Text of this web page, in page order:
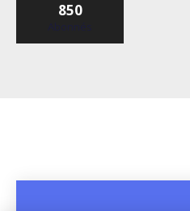
850
Abonnés